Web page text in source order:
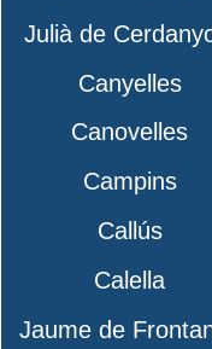
Julià de
Canyelles
Canovelles
Campins
Callús
Calella
Jaume de